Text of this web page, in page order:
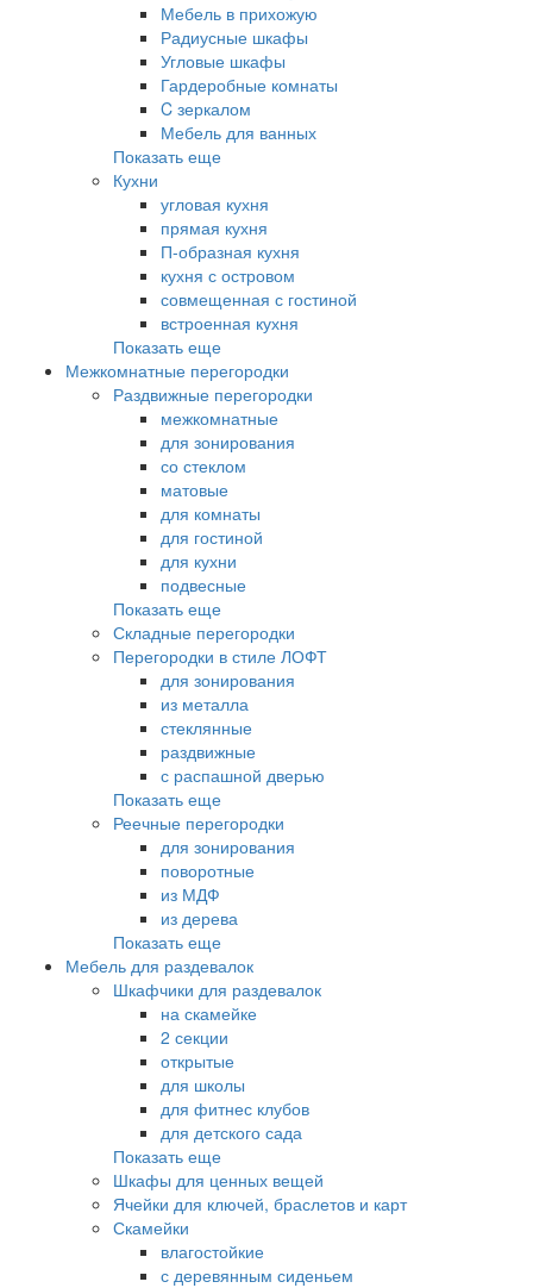
Мебель в прихожую
Радиусные шкафы
Угловые шкафы
Гардеробные комнаты
C зеркалом
Мебель для ванных
Показать еще
Кухни
угловая кухня
прямая кухня
П-образная кухня
кухня с островом
совмещенная с гостиной
встроенная кухня
Показать еще
Межкомнатные перегородки
Раздвижные перегородки
межкомнатные
для зонирования
со стеклом
матовые
для комнаты
для гостиной
для кухни
подвесные
Показать еще
Складные перегородки
Перегородки в стиле ЛОФТ
для зонирования
из металла
стеклянные
раздвижные
с распашной дверью
Показать еще
Реечные перегородки
для зонирования
поворотные
из МДФ
из дерева
Показать еще
Мебель для раздевалок
Шкафчики для раздевалок
на скамейке
2 секции
открытые
для школы
для фитнес клубов
для детского сада
Показать еще
Шкафы для ценных вещей
Ячейки для ключей, браслетов и карт
Скамейки
влагостойкие
с деревянным сиденьем